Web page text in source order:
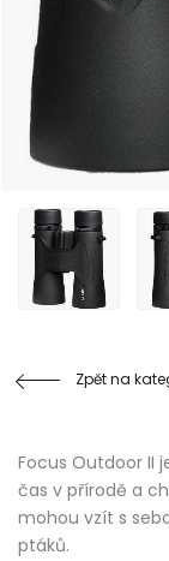
Zpět na
Focus Outdoor II
čas v přírodě a
mohou vzít s
ptáků.